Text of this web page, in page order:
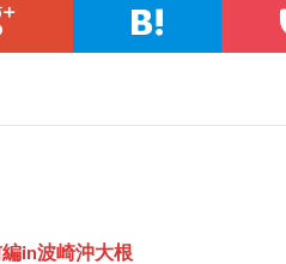
in波崎沖大根